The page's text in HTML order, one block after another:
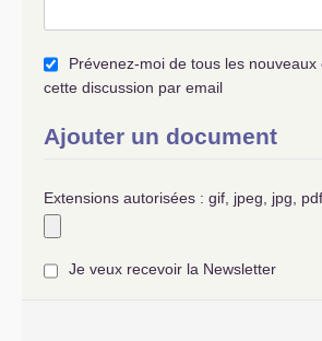
Prévenez-moi de tous les
cette discussion par email
Ajouter un document
Extensions autorisées : gif, jpeg, jpg,
Je veux recevoir la Newsletter